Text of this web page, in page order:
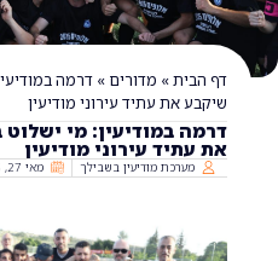
»מדורים »דרמה במודיעין: מי ישלוט
עתיד עירוני מודיעין
מי ישלוט
עירוני מודיעין
מודיעין בשבילך מאי 27, 2025 10:18 am